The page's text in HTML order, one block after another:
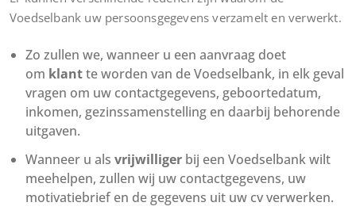
Voedselbank uw persoonsgegevens verzamelt en verwerkt.
Zo zullen we, wanneer u een aanvraag doet
om klantte worden van de Voedselbank, in elk geval
vragen om uw contactgegevens, geboortedatum,
inkomen, gezinssamenstelling en daarbij behorende
uitgaven.
Wanneer u als vrijwilliger bij een Voedselbank wilt
meehelpen, zullen wij uw contactgegevens, uw
motivatiebrief en de gegevens uit uw cv verwerken.